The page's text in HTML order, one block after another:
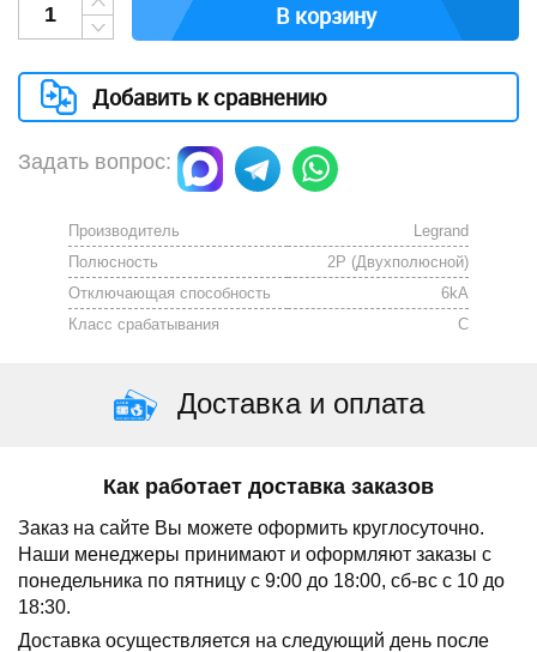
В корзину
Добавить к сравнению
Задать вопрос:
Производитель
Legrand
Полюсность
2P (Двухполюсной)
Отключающая способность
6kА
Класс срабатывания
C
Доставка и оплата
Как работает доставка заказов
Заказ на сайте Вы можете оформить круглосуточно.
Наши менеджеры принимают и оформляют заказы с
понедельника по пятницу с 9:00 до 18:00, сб-вс с 10 до
18:30.
Доставка осуществляется на следующий день после